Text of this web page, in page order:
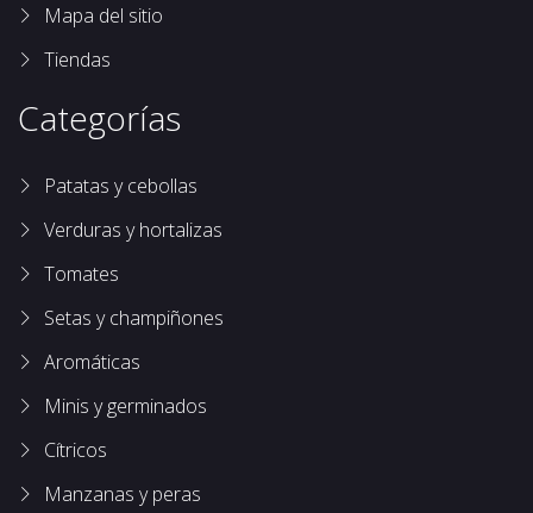
Mapa del sitio
Tiendas
Categorías
Patatas y cebollas
Verduras y hortalizas
Tomates
Setas y champiñones
Aromáticas
Minis y germinados
Cítricos
Manzanas y peras